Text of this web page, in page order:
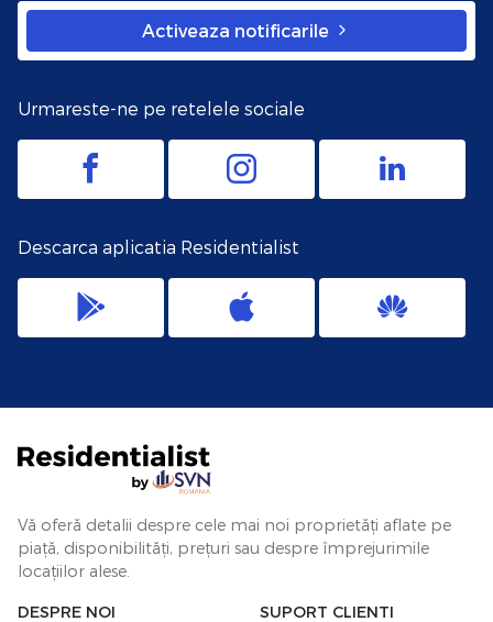
Activeaza notificarile
Urmareste-ne pe retelele sociale
Descarca aplicatia Residentialist
Vă oferă detalii despre cele mai noi proprietăți aflate pe
piață, disponibilități, prețuri sau despre împrejurimile
locațiilor alese.
DESPRE NOI SUPORT CLIENTI